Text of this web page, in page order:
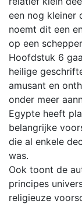
een nog kleiner
noemt dit een
op een
Hoofdstuk 6
heilige
amusant en
onder meer
Egypte heeft
belangrijke
die al enkele
was.
Ook toont de
principes
religieuze